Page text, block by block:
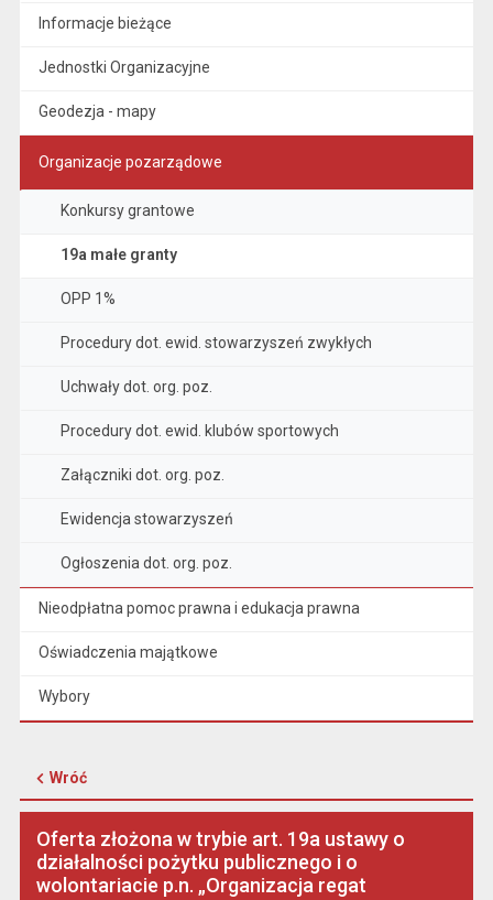
Informacje bieżące
Jednostki Organizacyjne
Geodezja - mapy
Organizacje pozarządowe
Konkursy grantowe
19a małe granty
OPP 1%
Procedury dot. ewid. stowarzyszeń zwykłych
Uchwały dot. org. poz.
Procedury dot. ewid. klubów sportowych
Załączniki dot. org. poz.
Ewidencja stowarzyszeń
Ogłoszenia dot. org. poz.
Nieodpłatna pomoc prawna i edukacja prawna
Oświadczenia majątkowe
Wybory
Wróć
Oferta złożona w trybie art. 19a ustawy o
działalności pożytku publicznego i o
wolontariacie p.n. „Organizacja regat